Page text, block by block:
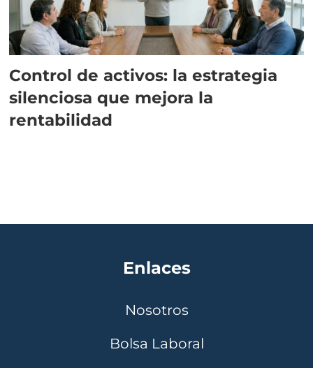
Control de activos: la estrategia
silenciosa que mejora la
rentabilidad
Enlaces
Nosotros
Bolsa Laboral